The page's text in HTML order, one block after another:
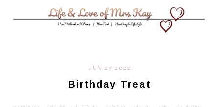
JUN 29, 2022
Birthday Treat